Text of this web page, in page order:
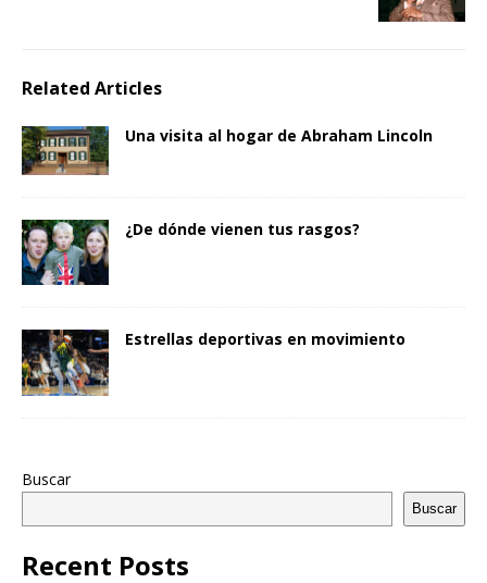
Related Articles
Una visita al hogar de Abraham Lincoln
¿De dónde vienen tus rasgos?
Estrellas deportivas en movimiento
Buscar
Buscar
Recent Posts